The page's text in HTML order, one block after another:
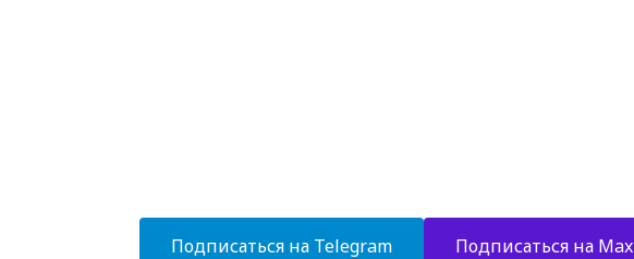
Подписаться на Telegram Подписаться на Max